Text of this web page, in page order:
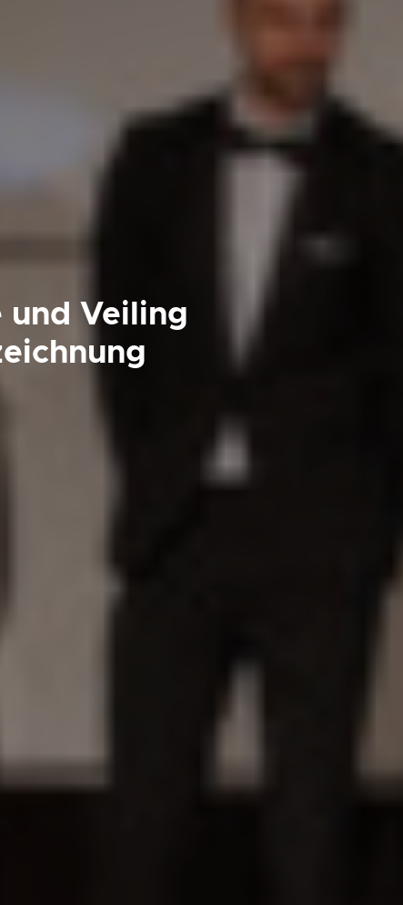
und Veiling